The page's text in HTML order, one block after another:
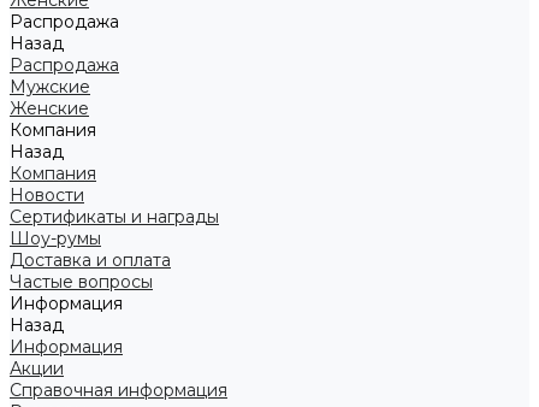
Распродажа
Назад
Распродажа
Мужские
Женские
Компания
Назад
Компания
Новости
Сертификаты и награды
Шоу-румы
Доставка и оплата
Частые вопросы
Информация
Назад
Информация
Акции
Справочная информация